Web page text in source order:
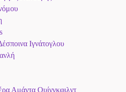
Ιγνάτογλου
Αμάντα Ουίνγκφιλντ